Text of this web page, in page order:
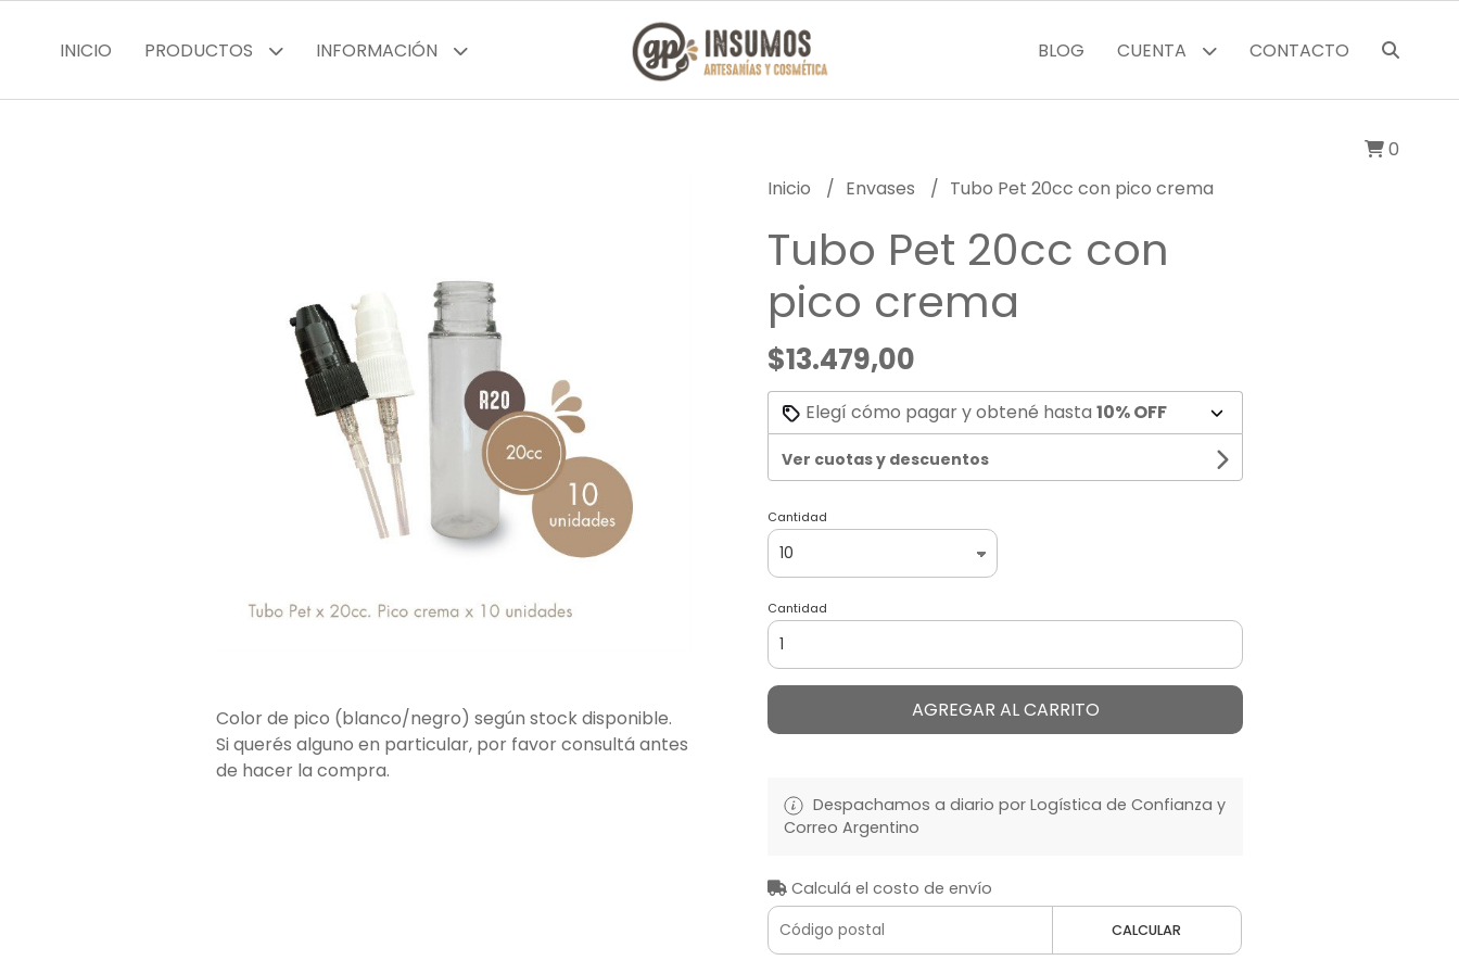
INICIO PRODUCTOS INFORMACIÓN BLOG CUENTA CONTACTO
0
Color de pico (blanco/negro) según stock disponible.
Si querés alguno en particular, por favor consultá antes
de hacer la compra.
Inicio Envases Tubo Pet 20cc con pico crema
Tubo Pet 20cc con
pico crema
$13.479,00
Elegí cómo pagar y obtené hasta 10% OFF
Ver cuotas y descuentos
Cantidad
Cantidad
AGREGAR AL CARRITO
Despachamos a diario por Logística de Confianza y
Correo Argentino
Calculá el costo de envío
CALCULAR